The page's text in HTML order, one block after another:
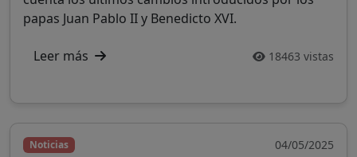
papas Juan Pablo II y Benedicto XVI.
Leer más 18463 vistas
Noticias 04/05/2025